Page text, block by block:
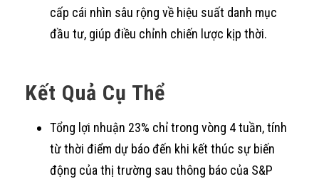
cấp cái nhìn sâu rộng về hiệu suất danh mục
đầu tư, giúp điều chỉnh chiến lược kịp thời.
Kết Quả Cụ Thể
Tổng lợi nhuận 23% chỉ trong vòng 4 tuần, tính
từ thời điểm dự báo đến khi kết thúc sự biến
động của thị trường sau thông báo của S&P